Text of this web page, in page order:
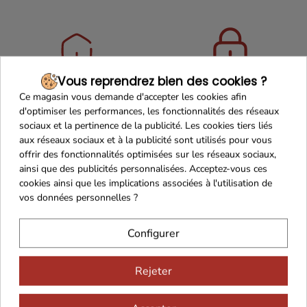
Maison Familiale Paiement Sécurisé
Franco de port 79€ Livraison 24h/48h
Cadeaux dès 99€
Vous reprendrez bien des cookies ?
Ce magasin vous demande d'accepter les cookies afin
d'optimiser les performances, les fonctionnalités des réseaux
sociaux et la pertinence de la publicité. Les cookies tiers liés
aux réseaux sociaux et à la publicité sont utilisés pour vous
offrir des fonctionnalités optimisées sur les réseaux sociaux,
ainsi que des publicités personnalisées. Acceptez-vous ces
cookies ainsi que les implications associées à l'utilisation de
vos données personnelles ?
Configurer
Rejeter